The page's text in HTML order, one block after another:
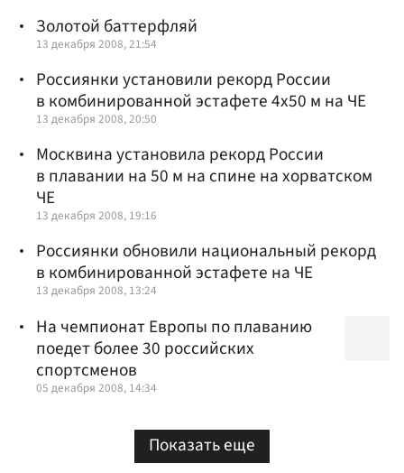
Золотой баттерфляй
13 декабря 2008, 21:54
Россиянки установили рекорд России
в комбинированной эстафете 4х50 м на ЧЕ
13 декабря 2008, 20:50
Москвина установила рекорд России
в плавании на 50 м на спине на хорватском
ЧЕ
13 декабря 2008, 19:16
Россиянки обновили национальный рекорд
в комбинированной эстафете на ЧЕ
13 декабря 2008, 13:24
На чемпионат Европы по плаванию
поедет более 30 российских
спортсменов
05 декабря 2008, 14:34
Показать еще